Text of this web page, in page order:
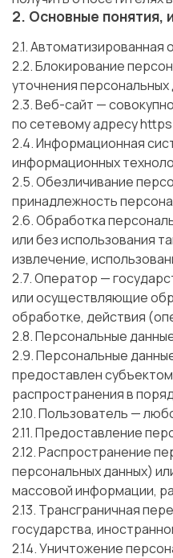
2. Основные понятия,
2.1.
2.2. Блокирование
уточнения персональных
2.3. Веб-сайт —
по сетевому адресу
2.4. Информационная
информационных
2.5. Обезличивание
принадлежность
2.6. Обработка
или без использования
извлечение,
2.7. Оператор —
или осуществляющие
обработке, действия
2.8. Персональные
2.9. Персональные
предоставлен
распространения в
2.10. Пользователь —
2.11. Предоставление
2.12. Распространение
персональных данных)
массовой информации,
2.13. Трансграничная
государства,
2.14. Уничтожение